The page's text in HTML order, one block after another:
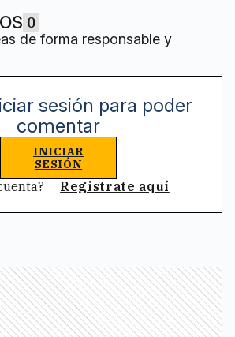
0
de forma responsable y
sesión para poder
comentar
INICIAR
SESIÓN
Registrate aquí